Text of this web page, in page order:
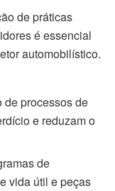
de práticas
é essencial
automobilístico.
de processos de
e reduzam o
de
vida útil e peças